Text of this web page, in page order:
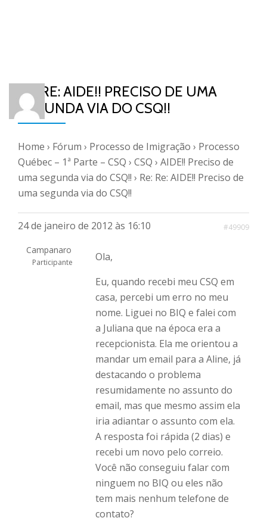
RE: RE: AIDE!! PRECISO DE UMA
SEGUNDA VIA DO CSQ!!
Home › Fórum › Processo de Imigração › Processo
Québec – 1ª Parte – CSQ › CSQ › AIDE!! Preciso de
uma segunda via do CSQ!! › Re: Re: AIDE!! Preciso de
uma segunda via do CSQ!!
24 de janeiro de 2012 às 16:10 #49909
Campanaro
Participante
Ola,
Eu, quando recebi meu CSQ em
casa, percebi um erro no meu
nome. Liguei no BIQ e falei com
a Juliana que na época era a
recepcionista. Ela me orientou a
mandar um email para a Aline, já
destacando o problema
resumidamente no assunto do
email, mas que mesmo assim ela
iria adiantar o assunto com ela.
A resposta foi rápida (2 dias) e
recebi um novo pelo correio.
Você não conseguiu falar com
ninguem no BIQ ou eles não
tem mais nenhum telefone de
contato?